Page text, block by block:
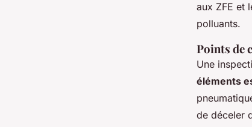
aux ZFE et
polluants.
Points de
Une
éléments
de déceler